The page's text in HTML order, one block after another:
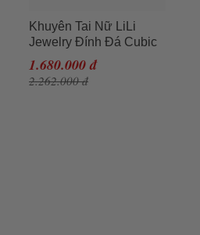
Khuyên Tai Nữ LiLi
Jewelry Đính Đá Cubic
Zirconia LiLi_762959
Màu Trắng 7mm
1.680.000 đ
2.262.000 đ